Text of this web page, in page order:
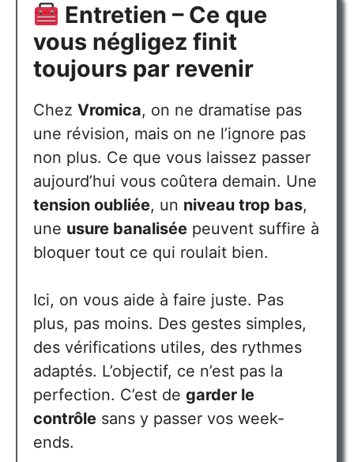
Entretien – Ce que
vous négligez finit
toujours par revenir
Chez Vromica, on ne dramatise pas
une révision, mais on ne l’ignore pas
non plus. Ce que vous laissez passer
aujourd’hui vous coûtera demain. Une
tension oubliée, un niveau trop bas,
une usure banalisée peuvent suffire à
bloquer tout ce qui roulait bien.
Ici, on vous aide à faire juste. Pas
plus, pas moins. Des gestes simples,
des vérifications utiles, des rythmes
adaptés. L’objectif, ce n’est pas la
perfection. C’est de garder le
contrôle sans y passer vos week-
ends.